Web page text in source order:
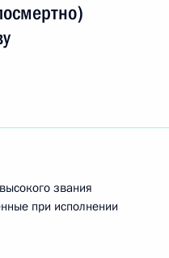
звания
при исполнении